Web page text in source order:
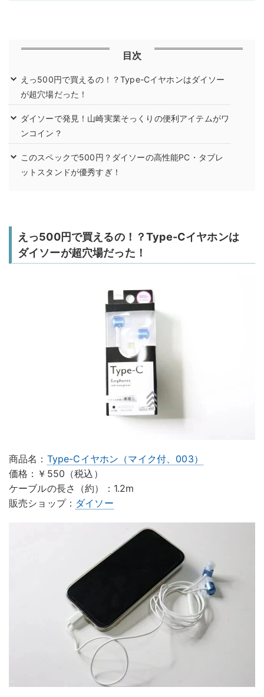
目次
えっ500円で買えるの！？Type-Cイヤホンはダイソー
が超穴場だった！
ダイソーで発見！山崎実業そっくりの便利アイテムがワ
ンコイン？
このスペックで500円？ダイソーの高性能PC・タブレ
ットスタンドが優秀すぎ！
えっ500円で買えるの！？Type-Cイヤホンは
ダイソーが超穴場だった！
商品名： Type-Cイヤホン（マイク付、003）
価格：￥550（税込）
ケーブルの長さ（約）：1.2m
販売ショップ： ダイソー